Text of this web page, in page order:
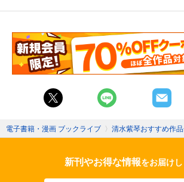
電子書籍・漫画 ブックライブ 〉 清水紫琴おすすめ作
新刊やお得な情報をお届けし